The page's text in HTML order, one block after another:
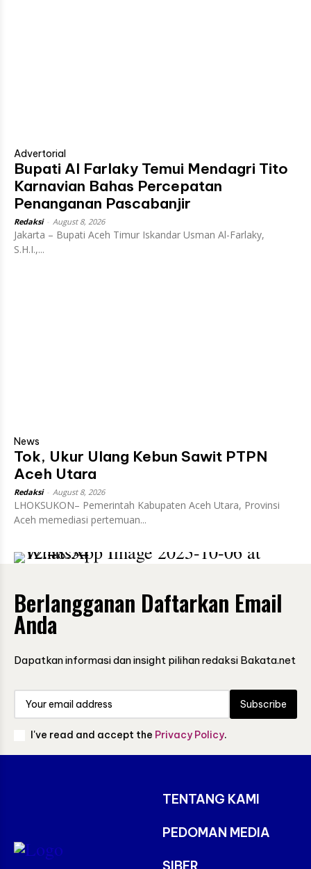
Advertorial
Bupati Al Farlaky Temui Mendagri Tito
Karnavian Bahas Percepatan
Penanganan Pascabanjir
Redaksi August 8, 2026
Jakarta – Bupati Aceh Timur Iskandar Usman Al-Farlaky,
S.H.I.,...
News
Tok, Ukur Ulang Kebun Sawit PTPN
Aceh Utara
Redaksi August 8, 2026
LHOKSUKON– Pemerintah Kabupaten Aceh Utara, Provinsi
Aceh memediasi pertemuan...
Berlangganan Daftarkan Email
Anda
Dapatkan informasi dan insight pilihan redaksi Bakata.net
Subscribe
I've read and accept the Privacy Policy.
TENTANG KAMI
PEDOMAN MEDIA
SIBER